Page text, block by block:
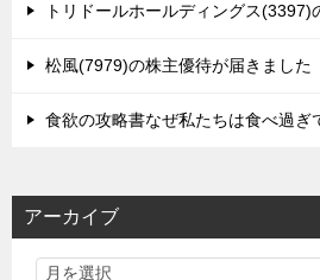
トリドールホールディングス(3397)
松風(7979)の株主優待が届きました
食欲の攻略書なぜ私たちは食べ過ぎ
アーカイブ